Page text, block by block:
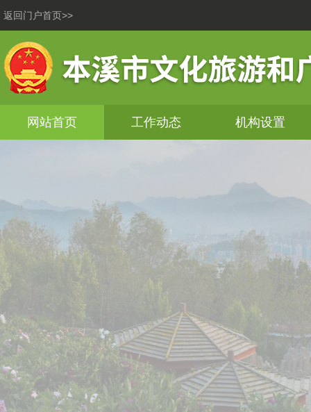
返回门户首页>>
网站首页 工作动态 机构设置
本溪市文化旅游和广播电视局关于拟采取单一来源采
本溪市文化旅游和广电局微信公众号和抖音号发布